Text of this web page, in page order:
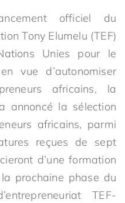
officiel du
Tony Elumelu (TEF)
Unies pour le
vue d’autonomiser
africains, la
annoncé la sélection
africains, parmi
reçues de sept
d’une formation
prochaine phase du
TEF-